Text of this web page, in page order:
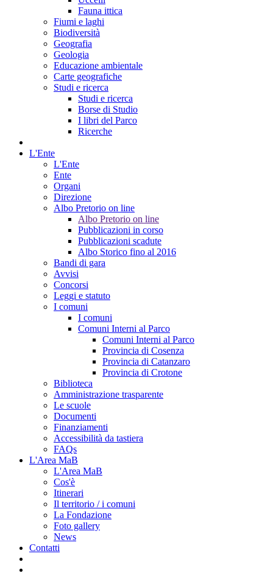
Fauna ittica
Fiumi e laghi
Biodiversità
Geografia
Geologia
Educazione ambientale
Carte geografiche
Studi e ricerca
Studi e ricerca
Borse di Studio
I libri del Parco
Ricerche
L'Ente
L'Ente
Ente
Organi
Direzione
Albo Pretorio on line
Albo Pretorio on line
Pubblicazioni in corso
Pubblicazioni scadute
Albo Storico fino al 2016
Bandi di gara
Avvisi
Concorsi
Leggi e statuto
I comuni
I comuni
Comuni Interni al Parco
Comuni Interni al Parco
Provincia di Cosenza
Provincia di Catanzaro
Provincia di Crotone
Biblioteca
Amministrazione trasparente
Le scuole
Documenti
Finanziamenti
Accessibilità da tastiera
FAQs
L'Area MaB
L'Area MaB
Cos'è
Itinerari
Il territorio / i comuni
La Fondazione
Foto gallery
News
Contatti